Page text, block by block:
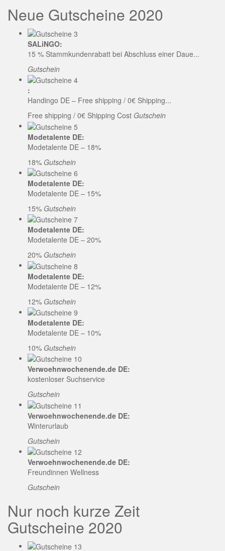
Neue Gutscheine 2020
SALiNGO:
15 % Stammkundenrabatt bei Abschluss einer Daue...
Gutschein
:
Handingo DE – Free shipping / 0€ Shipping...
Free shipping / 0€ Shipping Cost Gutschein
Modetalente DE:
Modetalente DE – 18%
18% Gutschein
Modetalente DE:
Modetalente DE – 15%
15% Gutschein
Modetalente DE:
Modetalente DE – 20%
20% Gutschein
Modetalente DE:
Modetalente DE – 12%
12% Gutschein
Modetalente DE:
Modetalente DE – 10%
10% Gutschein
Verwoehnwochenende.de DE:
kostenloser Suchservice
Gutschein
Verwoehnwochenende.de DE:
Winterurlaub
Gutschein
Verwoehnwochenende.de DE:
Freundinnen Wellness
Gutschein
Nur noch kurze Zeit
Gutscheine 2020